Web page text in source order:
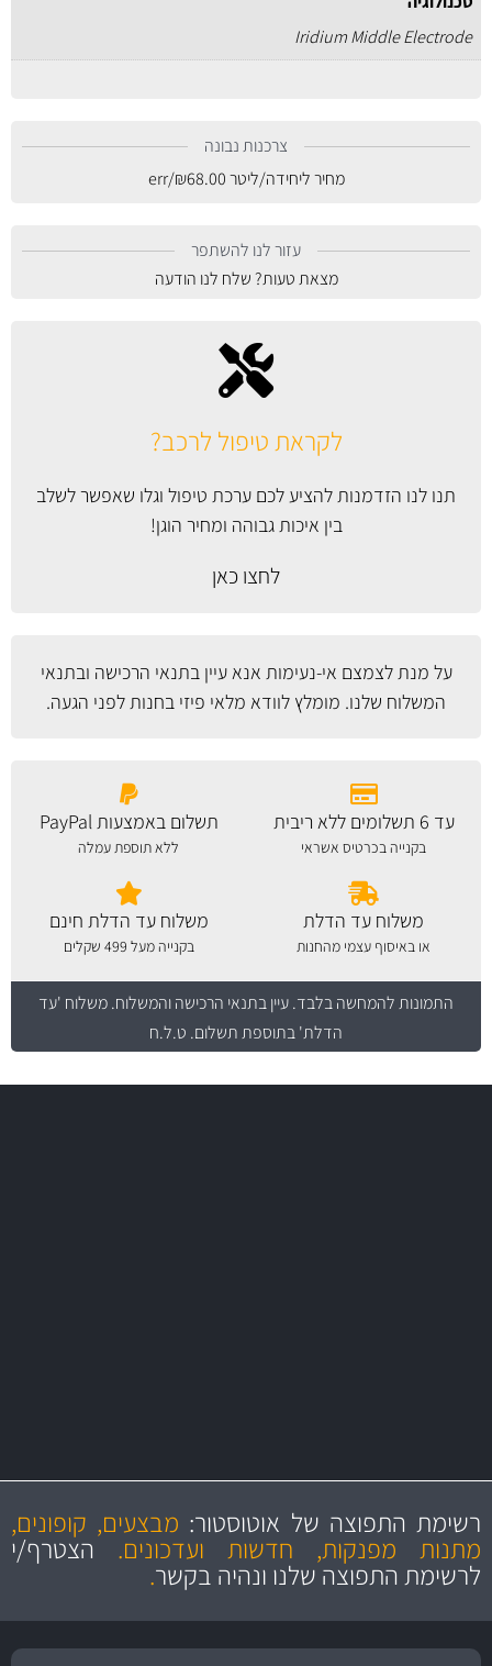
לקראת טיפול לרכב?
תנו לנו הזדמנות להציע לכם ערכת טיפול וגלו שאפשר לשלב
בין איכות גבוהה ומחיר הוגן!
לחצו כאן
על מנת לצמצם אי-נעימות אנא עייןבתנאי הרכישה ובתנאי
המשלוח שלנו. מומלץ לוודא מלאי פיזי בחנות לפני הגעה.
Iridium Middle Electrode
צרכנות נבונה
מחיר ליחידה/ליטר
₪68.00
/err
עזור לנו להשתפר
מצאת טעות? שלח לנו הודעה
עד 6 תשלומים ללא ריבית
בקנייה בכרטיס אשראי
תשלום באמצעות PayPal
ללא תוספת עמלה
משלוח עד הדלת
או באיסוף עצמי מהחנות
משלוח עד הדלת חינם
בקנייה מעל 499 שקלים
התמונות להמחשה בלבד.עיין בתנאי הרכישה והמשלוח. משלוח 'עד
הדלת' בתוספת תשלום. ט.ל.ח
מקצועיות
ושירות מצויין
מחירים
הוגנים
והיצע מוצרים איכותירשימת התפוצה של אוטוסטור: מבצעים, קופונים,
מתנות מפנקות, חדשות ועדכונים. הצטרף/י
לרשימת התפוצה שלנו ונהיה בקשר.